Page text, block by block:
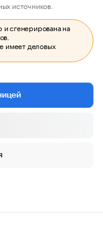
источников.
сгенерирована на
имеет деловых